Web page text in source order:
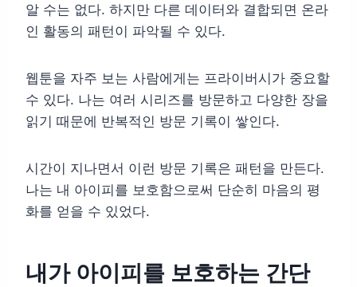
알 수는 없다. 하지만 다른 데이터와 결합되면 온라
인 활동의 패턴이 파악될 수 있다.
웹툰을 자주 보는 사람에게는 프라이버시가 중요할
수 있다. 나는 여러 시리즈를 방문하고 다양한 장을
읽기 때문에 반복적인 방문 기록이 쌓인다.
시간이 지나면서 이런 방문 기록은 패턴을 만든다.
나는 내 아이피를 보호함으로써 단순히 마음의 평
화를 얻을 수 있었다.
내가 아이피를 보호하는 간단